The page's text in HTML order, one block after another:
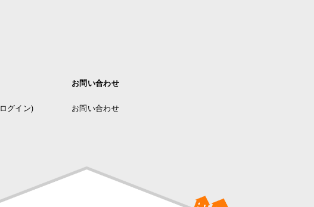
グイン)
お問い合わせ
お問い合わせ